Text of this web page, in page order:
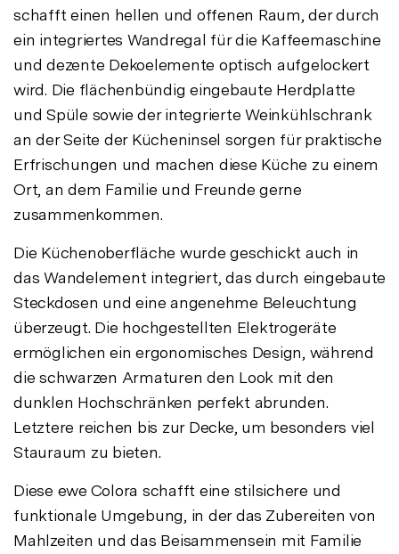
schafft einen hellen und offenen Raum, der durch
ein integriertes Wandregal für die Kaffeemaschine
und dezente Dekoelemente optisch aufgelockert
wird. Die flächenbündig eingebaute Herdplatte
und Spüle sowie der integrierte Weinkühlschrank
an der Seite der Kücheninsel sorgen für praktische
Erfrischungen und machen diese Küche zu einem
Ort, an dem Familie und Freunde gerne
zusammenkommen.
Die Küchenoberfläche wurde geschickt auch in
das Wandelement integriert, das durch eingebaute
Steckdosen und eine angenehme Beleuchtung
überzeugt. Die hochgestellten Elektrogeräte
ermöglichen ein ergonomisches Design, während
die schwarzen Armaturen den Look mit den
dunklen Hochschränken perfekt abrunden.
Letztere reichen bis zur Decke, um besonders viel
Stauraum zu bieten.
Diese ewe Colora schafft eine stilsichere und
funktionale Umgebung, in der das Zubereiten von
Mahlzeiten und das Beisammensein mit Familie